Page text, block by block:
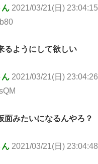
ん 2021/03/21(日)
るようにして欲しい
ん 2021/03/21(日)
面みたいになるんやろ？
ん 2021/03/21(日)